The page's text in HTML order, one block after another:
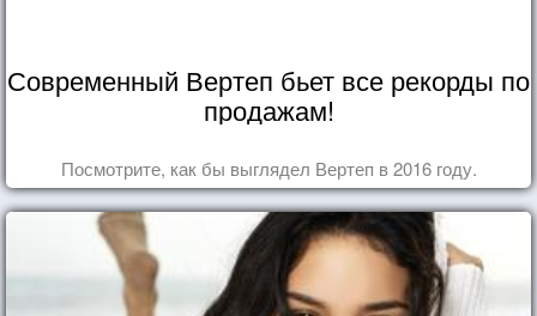
Современный Вертеп бьет все рекорды по
продажам!
Посмотрите, как бы выглядел Вертеп в 2016 году.